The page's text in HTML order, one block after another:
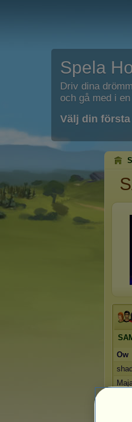
Spela
Driv dina
och gå med i
Välj din
Ow